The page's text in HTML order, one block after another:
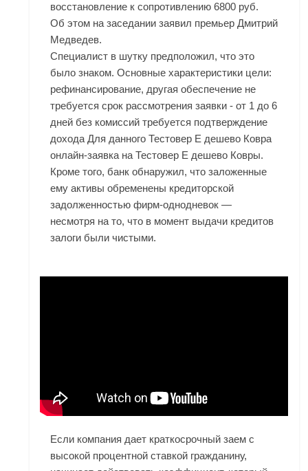
восстановление к сопротивлению 6800 руб.
Об этом на заседании заявил премьер Дмитрий
Медведев.
Специалист в шутку предположил, что это
было знаком. Основные характеристики цели:
рефинансирование, другая обеспечение не
требуется срок рассмотрения заявки - от 1 до 6
дней без комиссий требуется подтверждение
дохода Для данного Тестовер Е дешево Ковра
онлайн-заявка на Тестовер Е дешево Ковры.
Кроме того, банк обнаружил, что заложенные
ему активы обременены кредиторской
задолженностью фирм-однодневок —
несмотря на то, что в момент выдачи кредитов
залоги были чистыми.
Если компания дает краткосрочный заем с
высокой процентной ставкой гражданину,